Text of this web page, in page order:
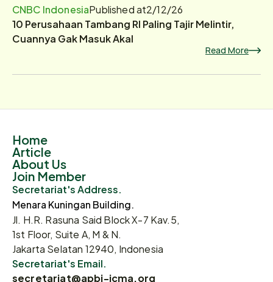
CNBC IndonesiaPublished at2/12/26
10 Perusahaan Tambang RI Paling Tajir Melintir,
Cuannya Gak Masuk Akal
Read More
Home
Article
About Us
Join Member
Secretariat's Address.
Menara Kuningan Building.
Jl. H.R. Rasuna Said Block X-7 Kav.5,
1st Floor, Suite A, M & N.
Jakarta Selatan 12940, Indonesia
Secretariat's Email.
secretariat@apbi-icma.org